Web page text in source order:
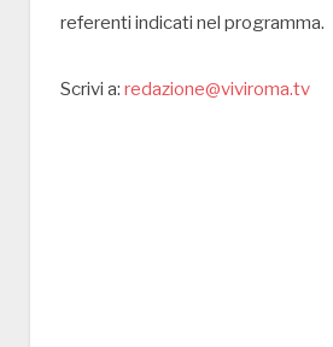
referenti indicati nel programma.
Scrivi a: redazione@viviroma.tv